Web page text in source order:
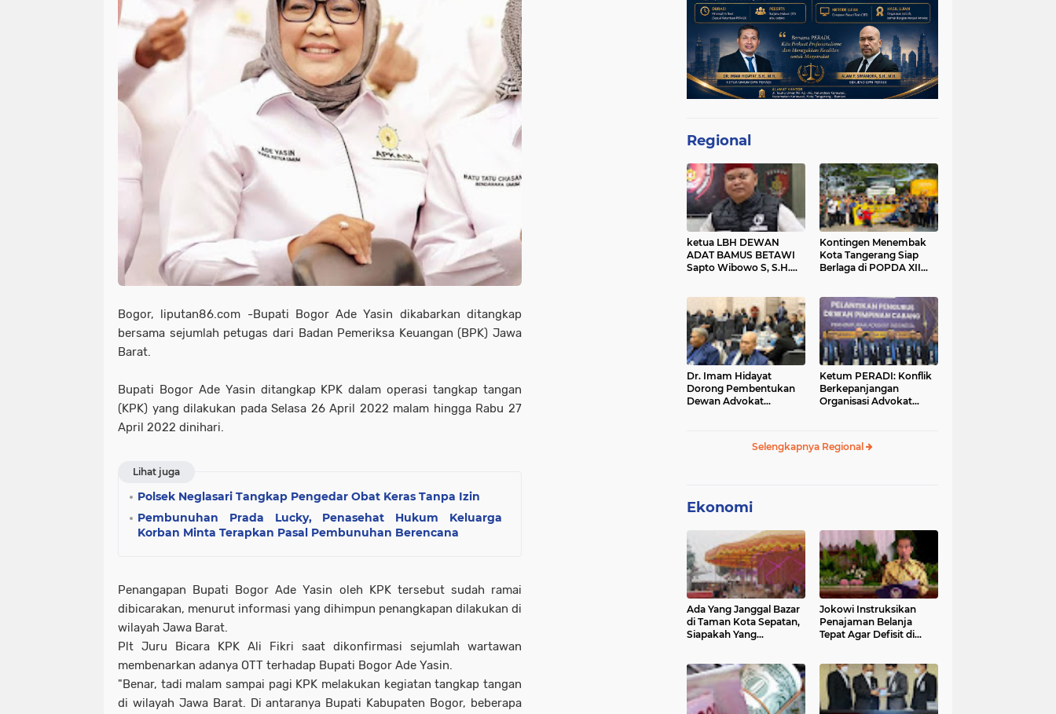
Bogor, liputan86.com -Bupati Bogor Ade Yasin dikabarkan ditangkap
bersama sejumlah petugas dari Badan Pemeriksa Keuangan (BPK) Jawa
Barat.
Bupati Bogor Ade Yasin ditangkap KPK dalam operasi tangkap tangan
(KPK) yang dilakukan pada Selasa 26 April 2022 malam hingga Rabu 27
April 2022 dinihari.
Lihat juga
Polsek Neglasari Tangkap Pengedar Obat Keras Tanpa Izin
Pembunuhan Prada Lucky, Penasehat Hukum Keluarga
Korban Minta Terapkan Pasal Pembunuhan Berencana
Penangapan Bupati Bogor Ade Yasin oleh KPK tersebut sudah ramai
dibicarakan, menurut informasi yang dihimpun penangkapan dilakukan di
wilayah Jawa Barat.
Plt Juru Bicara KPK Ali Fikri saat dikonfirmasi sejumlah wartawan
membenarkan adanya OTT terhadap Bupati Bogor Ade Yasin.
"Benar, tadi malam sampai pagi KPK melakukan kegiatan tangkap tangan
di wilayah Jawa Barat. Di antaranya Bupati Kabupaten Bogor, beberapa
Regional
ketua LBH DEWAN
ADAT BAMUS BETAWI
Sapto Wibowo S, S.H.
Statement di Media
Kontingen Menembak
Kota Tangerang Siap
Berlaga di POPDA XII
Dr. Imam Hidayat
Dorong Pembentukan
Dewan Advokat
Ketum PERADI: Konflik
Berkepanjangan
Organisasi Advokat
Selengkapnya Regional
Ekonomi
Ada Yang Janggal Bazar
di Taman Kota Sepatan,
Siapakah Yang
Jokowi Instruksikan
Penajaman Belanja
Tepat Agar Defisit di